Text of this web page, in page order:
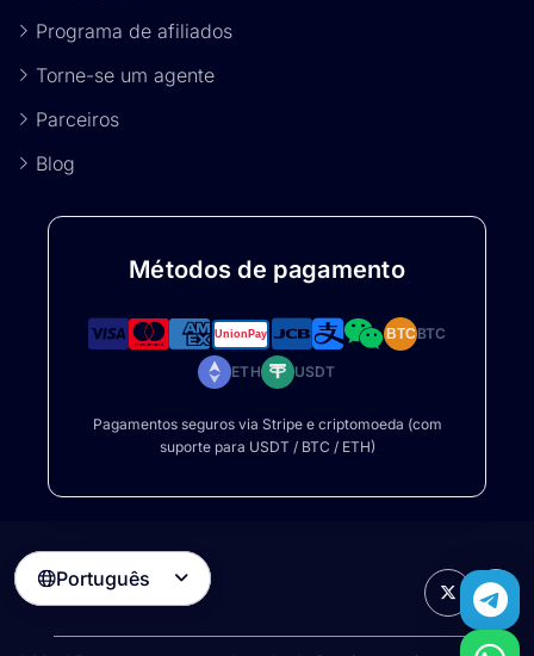
Programa de afiliados
Torne-se um agente
Parceiros
Blog
Métodos de pagamento
BTCBTC
ETH USDT
Pagamentos seguros via Stripe e criptomoeda (com
suporte para USDT / BTC / ETH)
Português 